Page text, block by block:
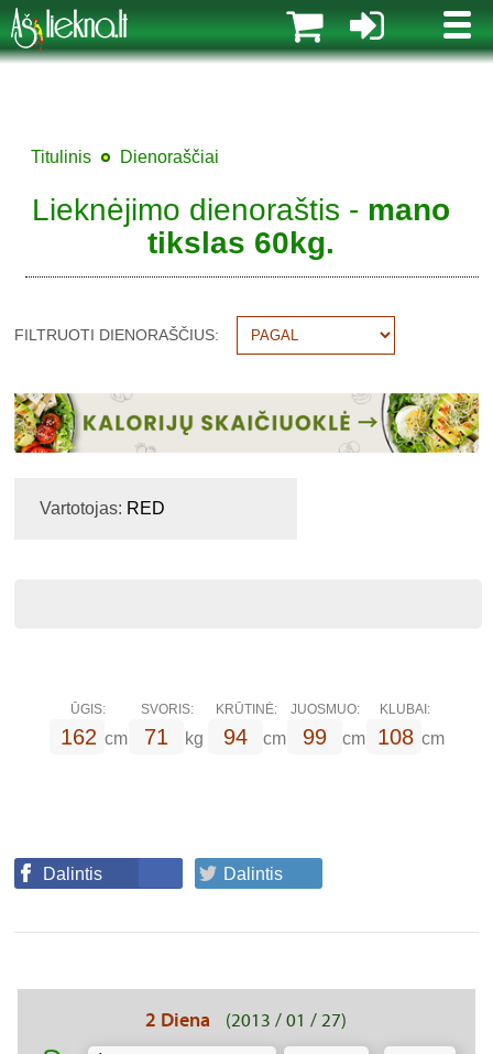
MENIU
Titulinis Dienoraščiai
Lieknėjimo dienoraštis - mano
tikslas 60kg.
FILTRUOTI DIENORAŠČIUS:
Vartotojas: RED
ŪGIS: SVORIS: KRŪTINĖ: JUOSMUO: KLUBAI:
162 cm 71 kg 94 cm 99 cm 108 cm
Dalintis Dalintis
2 Diena (2013 / 01 / 27)